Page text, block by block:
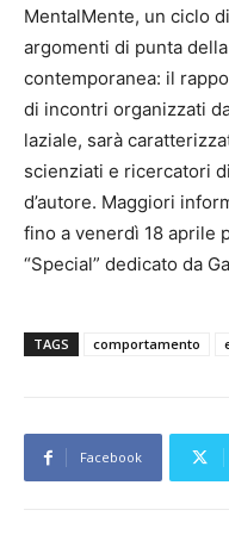
MentalMente, un ciclo
argomenti di punta
contemporanea: il
di incontri organizzati
laziale, sarà
scienziati e ricercatori
d’autore. Maggiori
fino a venerdì 18 aprile
“Special” dedicato da
TAGS comportamento
Facebook